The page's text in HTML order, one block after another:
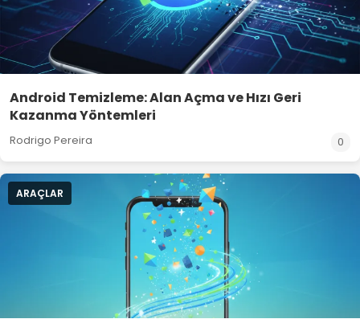
Android Temizleme: Alan Açma ve Hızı Geri
Kazanma Yöntemleri
Rodrigo Pereira 0
ARAÇLAR